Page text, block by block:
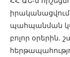
պահպանման
բոլոր օրերին.